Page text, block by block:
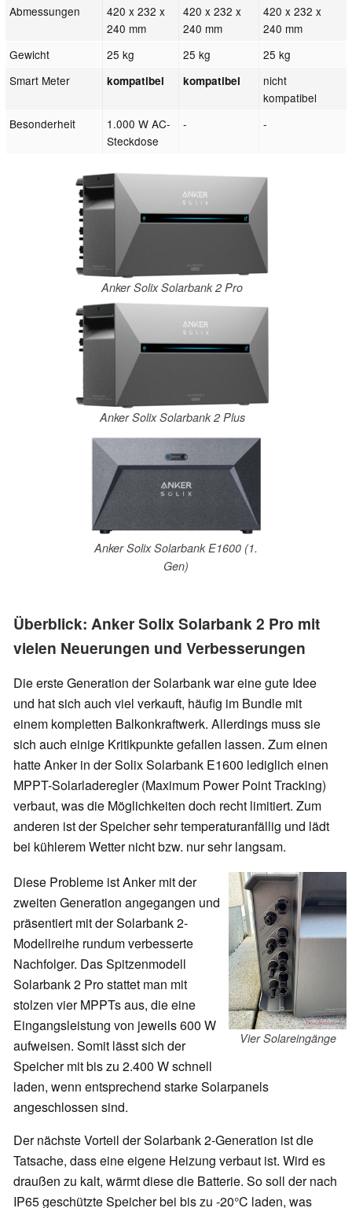
Abmessungen
420 x 232 x
240 mm
420 x 232 x
240 mm
420 x 232 x
240 mm
Gewicht
25 kg 25 kg
25 kg
Smart Meter
kompatibel kompatibel
nicht
kompatibel
Besonderheit
1.000 W AC-
Steckdose
- -
Anker Solix Solarbank 2 Pro
Anker Solix Solarbank 2 Plus
Anker Solix Solarbank E1600 (1.
Gen)
Überblick: Anker Solix Solarbank 2 Pro mit
vielen Neuerungen und Verbesserungen
Die erste Generation der Solarbank war eine gute Idee
und hat sich auch viel verkauft, häufig im Bundle mit
einem kompletten Balkonkraftwerk. Allerdings muss sie
sich auch einige Kritikpunkte gefallen lassen. Zum einen
hatte Anker in der Solix Solarbank E1600 lediglich einen
MPPT-Solarladeregler (Maximum Power Point Tracking)
verbaut, was die Möglichkeiten doch recht limitiert. Zum
anderen ist der Speicher sehr temperaturanfällig und lädt
bei kühlerem Wetter nicht bzw. nur sehr langsam.
Vier Solareingänge
Diese Probleme ist Anker mit der
zweiten Generation angegangen und
präsentiert mit der Solarbank 2-
Modellreihe rundum verbesserte
Nachfolger. Das Spitzenmodell
Solarbank 2 Pro stattet man mit
stolzen vier MPPTs aus, die eine
Eingangsleistung von jeweils 600 W
aufweisen. Somit lässt sich der
Speicher mit bis zu 2.400 W schnell
laden, wenn entsprechend starke Solarpanels
angeschlossen sind.
Der nächste Vorteil der Solarbank 2-Generation ist die
Tatsache, dass eine eigene Heizung verbaut ist. Wird es
draußen zu kalt, wärmt diese die Batterie. So soll der nach
IP65 geschützte Speicher bei bis zu -20°C laden, was